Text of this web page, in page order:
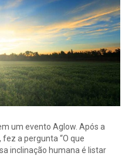
um evento Aglow. Após a
a pergunta “O que
inclinação humana é listar